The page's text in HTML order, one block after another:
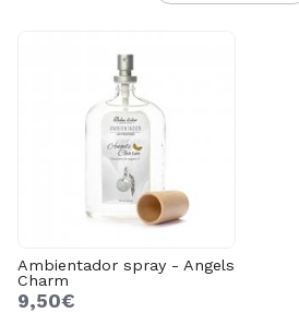
Ambientador spray - Angels
Charm
9,50€